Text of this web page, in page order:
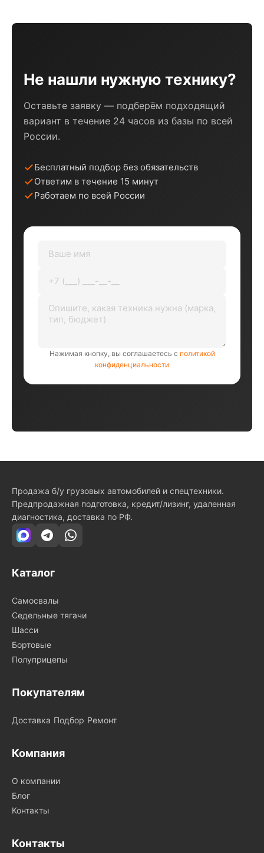
Не нашли нужную технику?
Оставьте заявку — подберём подходящий
вариант в течение 24 часов из базы по всей
России.
Бесплатный подбор без обязательств
Ответим в течение 15 минут
Работаем по всей России
Нажимая кнопку, вы соглашаетесь с политикой
конфиденциальности
Продажа б/у грузовых автомобилей и спецтехники.
Предпродажная подготовка, кредит/лизинг, удаленная
диагностика, доставка по РФ.
Каталог
Самосвалы
Седельные тягачи
Шасси
Бортовые
Полуприцепы
Покупателям
Доставка Подбор Ремонт
Компания
О компании
Блог
Контакты
Контакты